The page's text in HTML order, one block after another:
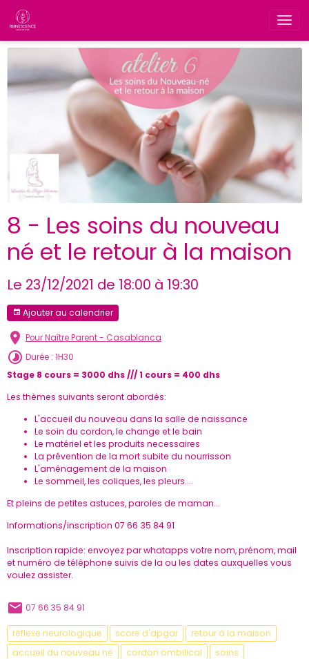
8 - Les soins du nouveau
né et le retour à la maison
Le 23/12/2021 de 18:00 à 19:30
Ajouter au calendrier
Pour Naître Parent - Casablanca
Durée : 1H30
Stage 8 cours = 3000 dhs /// 1 cours = 400 dhs
Les thèmes suivants seront abordés:
L'accueil du nouveau dans la salle de naissance
Le soin du cordon, le change et le bain
Le matériel et les produits necessaires
La prévention de la mort subite du nourrisson
L'aménagement de la maison
Le sommeil, les coliques, les pleurs....
Et pleins de petites astuces, paroles de maman...
Informations/inscription 07 66 35 84 91
Inscription rapide: envoyez par whatapps votre nom, prénom, mail
et numéro de téléphone suivis de la ou les dates auxquelles vous
voulez assister.
07 66 35 84 91
réflexe neurologique score d'apgar
retour à la maison
accueil du nouveau né
cordon ombilical
soins